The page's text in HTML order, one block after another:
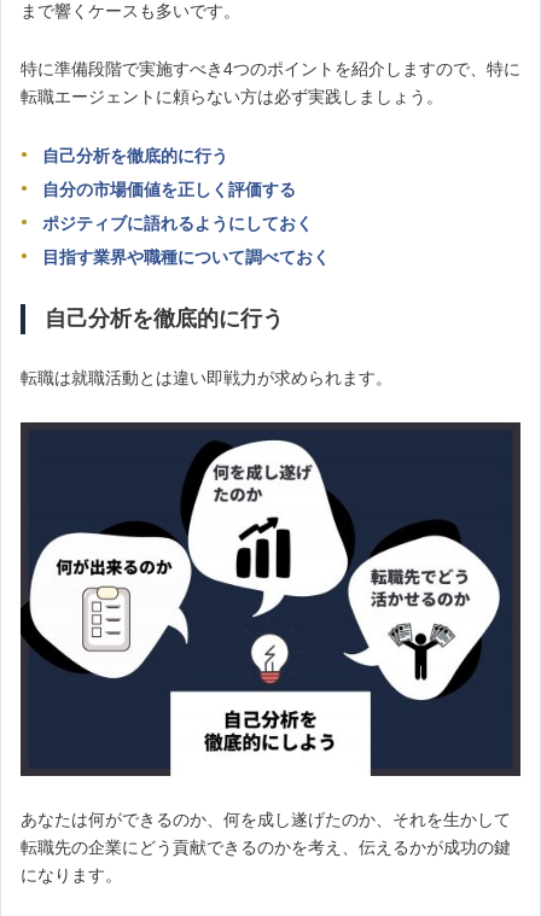
まで響くケースも多いです。
特に準備段階で実施すべき4つのポイントを紹介しますので、特に
転職エージェントに頼らない方は必ず実践しましょう。
自己分析を徹底的に行う
自分の市場価値を正しく評価する
ポジティブに語れるようにしておく
目指す業界や職種について調べておく
自己分析を徹底的に行う
転職は就職活動とは違い即戦力が求められます。
あなたは何ができるのか、何を成し遂げたのか、それを生かして
転職先の企業にどう貢献できるのかを考え、伝えるかが成功の鍵
になります。